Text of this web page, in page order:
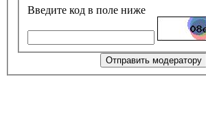
Введите код в поле ниже
Отправить модератору